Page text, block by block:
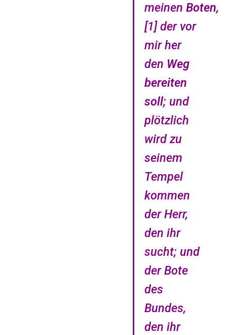
meinenBoten,
[1] der vor
mir her
den Weg
bereiten
soll; und
plötzlich
wird zu
seinem
Tempel
kommen
der Herr,
den ihr
sucht; und
der Bote
des
Bundes,
den ihr